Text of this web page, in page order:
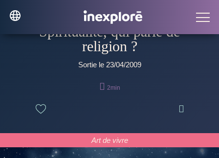
Spiritualité, qui parle de
religion ?
Sortie le 23/04/2009
 2min

Art de vivre